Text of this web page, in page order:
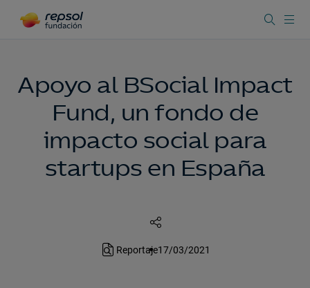
Apoyo al BSocial Impact
Fund, un fondo de
impacto social para
startups en España
Reportaje17/03/2021